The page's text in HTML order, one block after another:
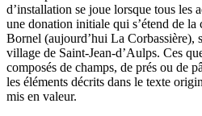
d’installation se joue lorsque tous les
une donation initiale qui s’étend de
Bornel (aujourd’hui La Corbassière),
village de Saint-Jean-d’Aulps. Ces
composés de champs, de prés ou de
les éléments décrits dans le texte
mis en valeur.